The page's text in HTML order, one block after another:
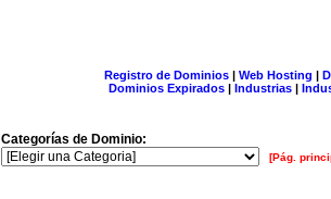
Registro de Dominios| Web Hosting |
Dominios Expirados | Industrias |
Categorías de Dominio:
[Pág.